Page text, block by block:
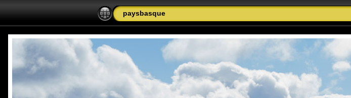
paysbasque